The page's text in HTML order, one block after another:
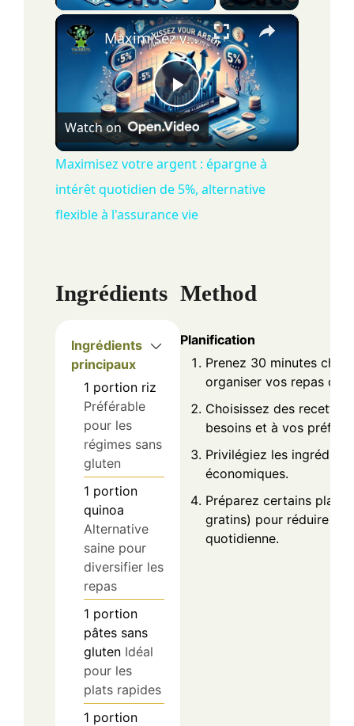
×
P
l
a
V
i
Maximisez votre argent : épargne à intérêt quotidien de 5%, alternative flexible à l'assurance vie
Watch on
Maximisez votre argent : épargne à
intérêt quotidien de 5%, alternative
flexible à l'assurance vie
Ingrédients
Ingrédients
principaux
1 portion riz
Préférable
pour les
régimes sans
gluten
1 portion
quinoa
Alternative
saine pour
diversifier les
repas
1 portion
pâtes sans
gluten Idéal
pour les
plats rapides
1 portion
Method
Planification
Prenez 30 minutes
organiser vos repas de
Choisissez des recettes
besoins et à vos
Privilégiez les
économiques.
Préparez certains plats
gratins) pour réduire la
quotidienne.